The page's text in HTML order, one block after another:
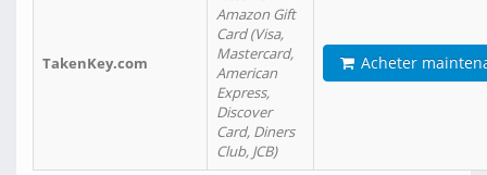
TakenKey.com
Amazon Gift
Card (Visa,
Mastercard,
American
Express,
Discover
Card, Diners
Club, JCB)
Acheter